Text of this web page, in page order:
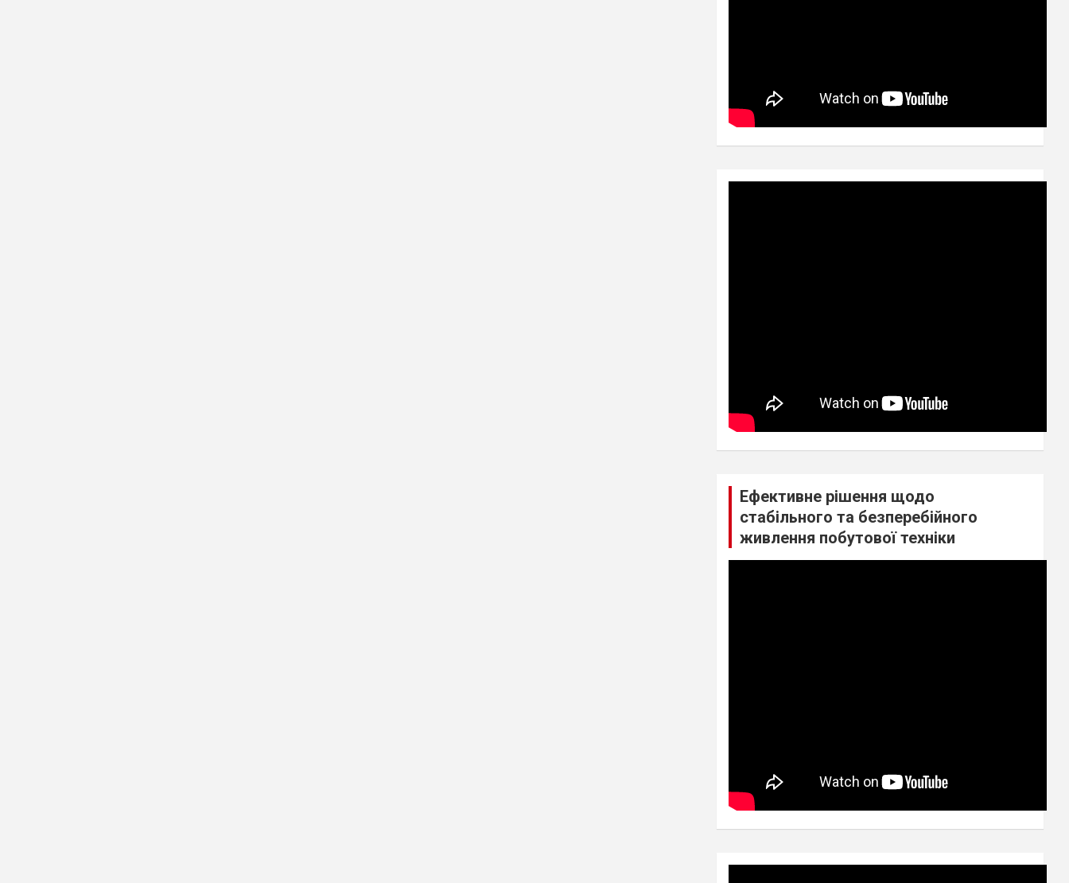
Ефективне рішення щодо
стабільного та безперебійного
живлення побутової техніки